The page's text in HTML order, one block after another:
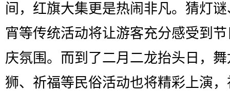
间，红旗大集更是热闹非凡。猜灯
宵等传统活动将让游客充分感受到
庆氛围。而到了二月二龙抬头日，
狮、祈福等民俗活动也将精彩上演